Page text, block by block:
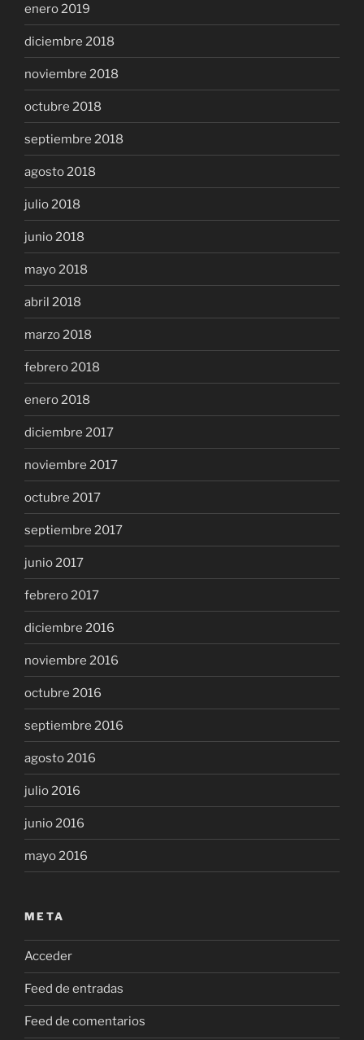
enero 2019
diciembre 2018
noviembre 2018
octubre 2018
septiembre 2018
agosto 2018
julio 2018
junio 2018
mayo 2018
abril 2018
marzo 2018
febrero 2018
enero 2018
diciembre 2017
noviembre 2017
octubre 2017
septiembre 2017
junio 2017
febrero 2017
diciembre 2016
noviembre 2016
octubre 2016
septiembre 2016
agosto 2016
julio 2016
junio 2016
mayo 2016
META
Acceder
Feed de entradas
Feed de comentarios